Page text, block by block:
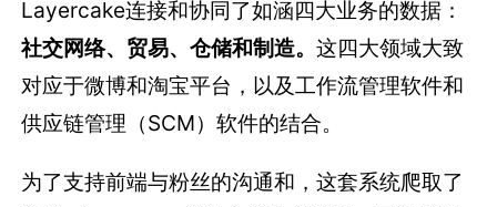
Layercake连接和协同了如涵四大业务的数据：
社交网络、贸易、仓储和制造。这四大领域大致
对应于微博和淘宝平台，以及工作流管理软件和
供应链管理（SCM）软件的结合。
为了支持前端与粉丝的沟通和，这套系统爬取了